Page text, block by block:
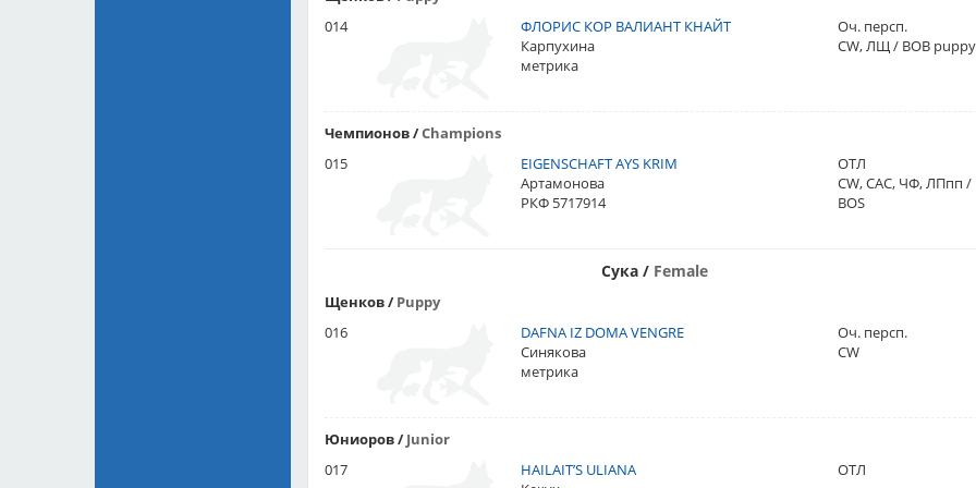
014
Оч. персп.
CW, ЛЩ / BOB puppy
ФЛОРИС КОР ВАЛИАНТ КНАЙТ
Карпухина
метрика
Чемпионов/Champions
015
ОТЛ
CW, CAC, ЧФ, ЛПпп /
BOS
EIGENSCHAFT AYS KRIM
Артамонова
РКФ 5717914
Сука/ Female
Щенков/Puppy
016
Оч. персп.
CW
DAFNA IZ DOMA VENGRE
Синякова
метрика
Юниоров/Junior
017
ОТЛ
HAILAIT’S ULIANA